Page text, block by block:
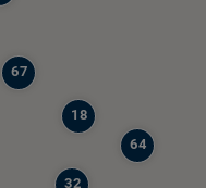
64
67
18
32